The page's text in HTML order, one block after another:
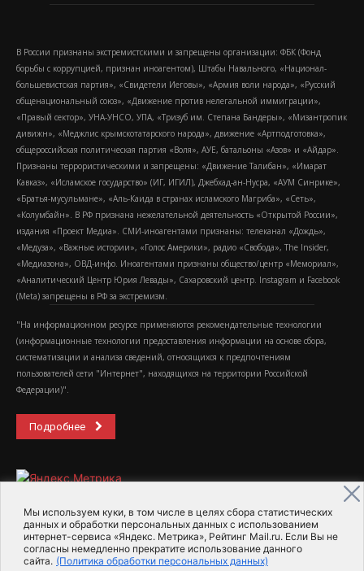
Мы используем куки, в том числе в целях сбора статистических
данных и обработки персональных данных с использованием
интернет-сервиса «Яндекс. Метрика», Рейтинг Mail.ru. Если Вы не
согласны немедленно прекратите использование данного
сайта. (Политика обработки персональных данных)
В России признаны экстремистскими и запрещены организации: ФБК (Фонд
борьбы с коррупцией, признан иноагентом), Штабы Навального, «Национал-
большевистская партия», «Свидетели Иеговы», «Армия воли народа», «Русский
общенациональный союз», «Движение против нелегальной иммиграции»,
«Правый сектор», УНА-УНСО, УПА, «Тризуб им. Степана Бандеры», «Мизантропик
дивижн», «Меджлис крымскотатарского народа», движение «Артподготовка»,
общероссийская политическая партия «Воля», АУЕ, батальоны «Азов» и «Айдар».
Признаны террористическими и запрещены: «Движение Талибан», «Имарат
Кавказ», «Исламское государство» (ИГ, ИГИЛ), Джебхад-ан-Нусра, «АУМ Синрике»,
«Братья-мусульмане», «Аль-Каида в странах исламского Магриба», «Сеть»,
«Колумбайн». В РФ признана нежелательной деятельность «Открытой России»,
издания «Проект Медиа». СМИ-иноагентами признаны: телеканал «Дождь»,
«Медуза», «Важные истории», «Голос Америки», радио «Свобода», The Insider,
«Медиазона», ОВД-инфо. Иноагентами признаны общество/центр «Мемориал»,
«Аналитический Центр Юрия Левады», Сахаровский центр. Instagram и Facebook
(Metа) запрещены в РФ за экстремизм.
"На информационном ресурсе применяются рекомендательные технологии
(информационные технологии предоставления информации на основе сбора,
систематизации и анализа сведений, относящихся к предпочтениям
пользователей сети "Интернет", находящихся на территории Российской
Федерации)".
Подробнее
2015-2026- Информационное агентство МедиаПоток